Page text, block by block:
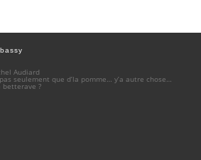
Audiard
seulement que d’la pomme… y’a autre chose…
betterave ?